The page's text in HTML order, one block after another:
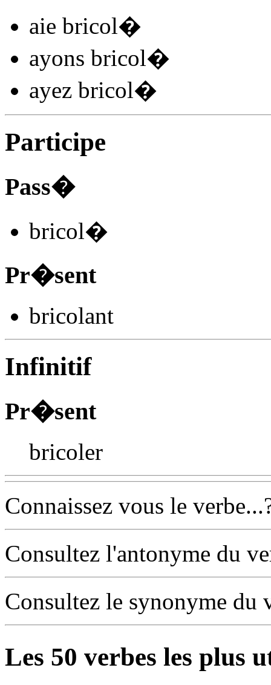
aie bricol�
ayons bricol�
ayez bricol�
Participe
Pass�
bricol�
Pr�sent
bricolant
Infinitif
Pr�sent
bricoler
Connaissez vous le
Consultez l'antonyme du
Consultez le synonyme du
Les 50 verbes les plus